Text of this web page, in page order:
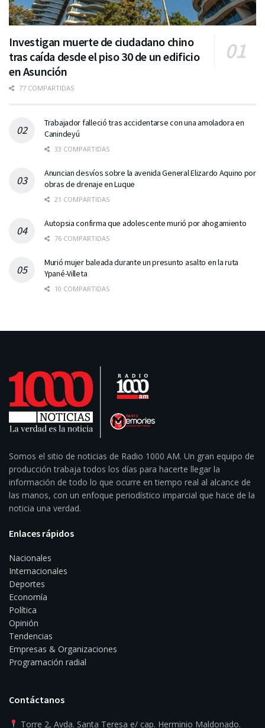
Investigan muerte de ciudadano chino
tras caída desde el piso 30 de un edificio
en Asunción
77 COMPARTIDAS
Trabajador falleció tras accidentarse con una amoladora en
Canindeyú
33 COMPARTIDAS
Anuncian desvíos sobre la avenida General Elizardo Aquino por
obras de drenaje en Luque
21 COMPARTIDAS
Autopsia confirma que adolescente murió por ahogamiento
76 COMPARTIDAS
Murió mujer baleada durante un presunto asalto en la ruta
Ypané-Villeta
10 COMPARTIDAS
Somos el sitio de noticias de Radio 1000 AM. Un gran equipo de
producción trabaja todos los días para hacerte llegar la
información de todo lo que ocurre en tiempo real al alcance de
las manos, con un enfoque periodístico imparcial que hace de la
noticia una verdad.
Enlaces rápidos
Nacionales
Internacionales
Deportes
Economía
Política
Opinión
Tendencias
Empresas & Organizaciones
Programación radial
Contáctanos
Torre 2, Avda. Santa Teresa e/ cap. Herminio Maldonado.